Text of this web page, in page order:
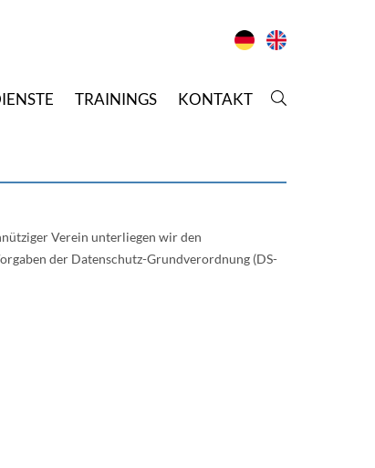
TRAININGS KONTAKT
Verein unterliegen wir den
der Datenschutz-Grundverordnung (DS-